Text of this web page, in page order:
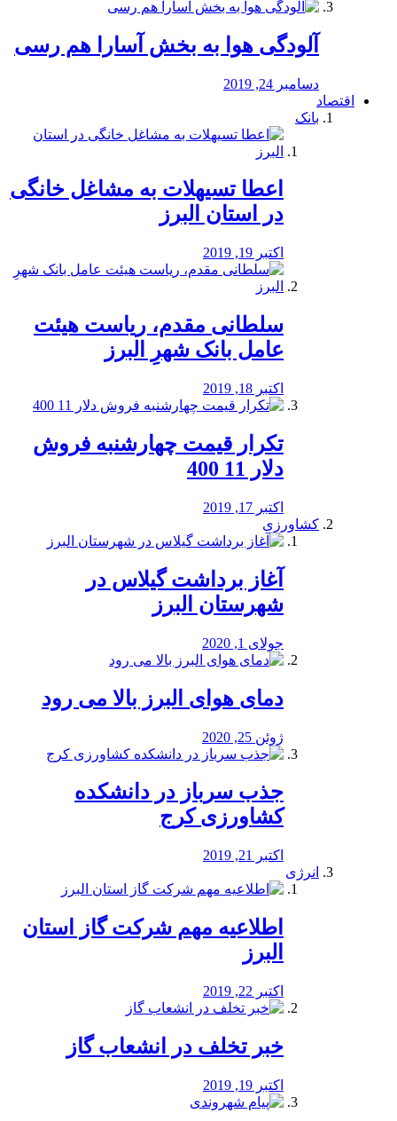
آلودگی هوا به بخش آسارا هم رسی
دسامبر 24, 2019
اقتصاد
بانک
️اعطا تسیهلات به مشاغل خانگی
در استان البرز
اکتبر 19, 2019
سلطانی مقدم، ریاست هیئت
عامل بانک شهرِ البرز
اکتبر 18, 2019
تکرار قیمت چهارشنبه فروش
دلار 11 400
اکتبر 17, 2019
کشاورزی
آغاز برداشت گیلاس در
شهرستان البرز
جولای 1, 2020
دمای هوای البرز بالا می رود
ژوئن 25, 2020
جذب سرباز در دانشکده
کشاورزی کرج
اکتبر 21, 2019
انرژی
️اطلاعیه مهم شرکت گاز استان
البرز
اکتبر 22, 2019
خبر تخلف در انشعاب گاز
اکتبر 19, 2019